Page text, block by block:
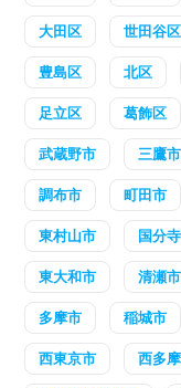
大田区 世田谷区
豊島区 北区
足立区 葛飾区
武蔵野市 三鷹市
調布市 町田市
東村山市 国分
東大和市 清瀬市
多摩市 稲城市
西東京市 西多